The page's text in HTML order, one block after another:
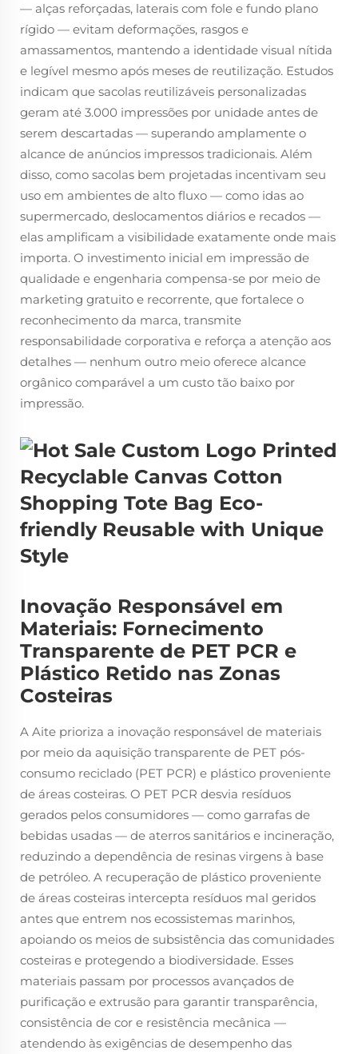
— alças reforçadas, laterais com fole e fundo plano
rígido — evitam deformações, rasgos e
amassamentos, mantendo a identidade visual nítida
e legível mesmo após meses de reutilização. Estudos
indicam que sacolas reutilizáveis personalizadas
geram até 3.000 impressões por unidade antes de
serem descartadas — superando amplamente o
alcance de anúncios impressos tradicionais. Além
disso, como sacolas bem projetadas incentivam seu
uso em ambientes de alto fluxo — como idas ao
supermercado, deslocamentos diários e recados —
elas amplificam a visibilidade exatamente onde mais
importa. O investimento inicial em impressão de
qualidade e engenharia compensa-se por meio de
marketing gratuito e recorrente, que fortalece o
reconhecimento da marca, transmite
responsabilidade corporativa e reforça a atenção aos
detalhes — nenhum outro meio oferece alcance
orgânico comparável a um custo tão baixo por
impressão.
Inovação Responsável em
Materiais: Fornecimento
Transparente de PET PCR e
Plástico Retido nas Zonas
Costeiras
A Aite prioriza a inovação responsável de materiais
por meio da aquisição transparente de PET pós-
consumo reciclado (PET PCR) e plástico proveniente
de áreas costeiras. O PET PCR desvia resíduos
gerados pelos consumidores — como garrafas de
bebidas usadas — de aterros sanitários e incineração,
reduzindo a dependência de resinas virgens à base
de petróleo. A recuperação de plástico proveniente
de áreas costeiras intercepta resíduos mal geridos
antes que entrem nos ecossistemas marinhos,
apoiando os meios de subsistência das comunidades
costeiras e protegendo a biodiversidade. Esses
materiais passam por processos avançados de
purificação e extrusão para garantir transparência,
consistência de cor e resistência mecânica —
atendendo às exigências de desempenho das